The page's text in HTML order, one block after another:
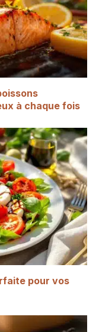
à chaque fois
pour vos